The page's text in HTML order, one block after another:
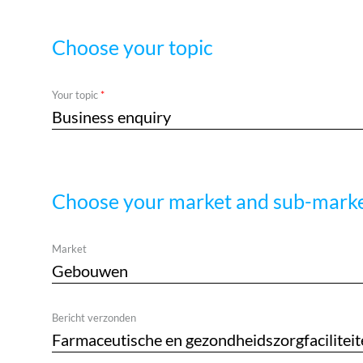
Choose your topic
Your topicRequired
Choose your market and sub-
Market
Bericht verzonden